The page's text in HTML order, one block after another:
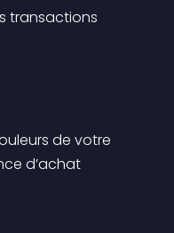
transactions
de votre
d’achat